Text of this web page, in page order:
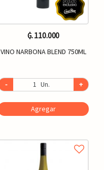
₲. 110.000
VINO NARBONA BLEND 750ML
- Un. +
Agregar